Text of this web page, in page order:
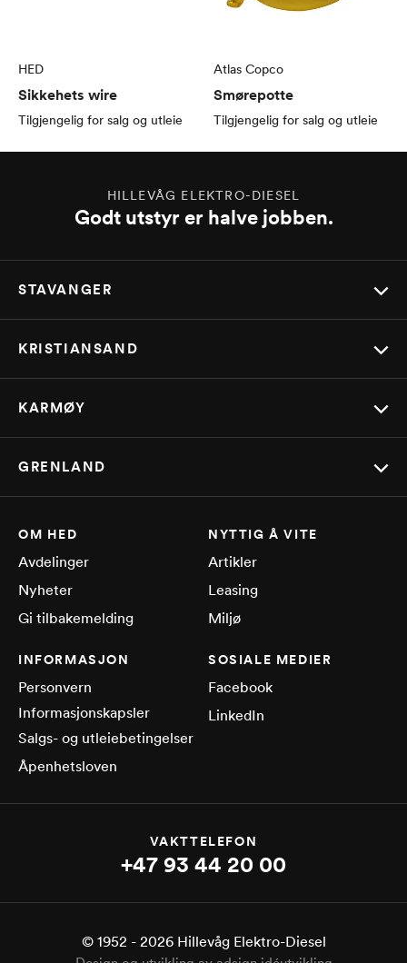
HED
Sikkehets wire
Tilgjengelig for salg og utleie
Atlas Copco
Smørepotte
Tilgjengelig for salg og utleie
HILLEVÅG ELEKTRO-DIESEL
Godt utstyr er halve jobben.
STAVANGER
KRISTIANSAND
KARMØY
GRENLAND
OM HED
Avdelinger
Nyheter
Gi tilbakemelding
NYTTIG Å VITE
Artikler
Leasing
Miljø
INFORMASJON
Personvern
Informasjonskapsler
Salgs- og utleiebetingelser
Åpenhetsloven
SOSIALE MEDIER
Facebook
LinkedIn
VAKTTELEFON
+47 93 44 20 00
© 1952 - 2026Hillevåg Elektro-Diesel